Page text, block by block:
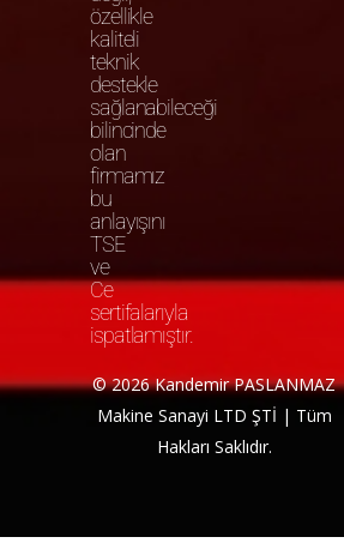
özellikle
kaliteli
teknik
destekle
sağlanabileceği
bilincinde
olan
firmamız
bu
anlayışını
TSE
ve
Ce
sertifalarıyla
ispatlamıştır.
© 2026 Kandemir PASLANMAZ
Makine Sanayi LTD ŞTİ | Tüm
Hakları Saklıdır.